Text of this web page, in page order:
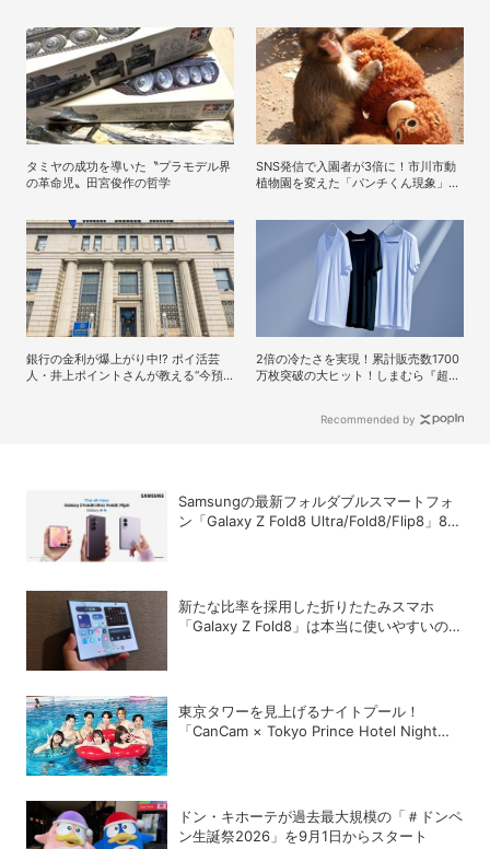
タミヤの成功を導いた〝プラモデル界
の革命児〟田宮俊作の哲学
SNS発信で入園者が3倍に！市川市動
植物園を変えた「パンチくん現象」の
銀行の金利が爆上がり中!? ポイ活芸
人・井上ポイントさんが教える“今預
2倍の冷たさを実現！累計販売数1700
万枚突破の大ヒット！しまむら『超
Recommended by
Samsungの最新フォルダブルスマートフォ
ン「Galaxy Z Fold8 Ultra/Fold8/Flip8」8月
新たな比率を採用した折りたたみスマホ
「Galaxy Z Fold8」は本当に使いやすいの
東京タワーを見上げるナイトプール！
「CanCam × Tokyo Prince Hotel Night
ドン・キホーテが過去最大規模の「＃ドンペ
ン生誕祭2026」を9月1日からスタート